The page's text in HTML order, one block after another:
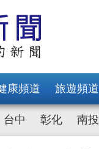
康頻道 旅遊頻道
台中 彰化 南投